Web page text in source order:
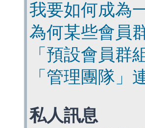
我要如何成為
為何某些會員
「預設會員群
「管理團隊」
私人訊息